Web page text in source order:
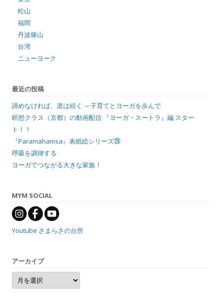
松山
福岡
丹波篠山
台湾
ニューヨーク
最近の投稿
諦めなければ、道は続く ～子育てとヨーガを歩んで
瞑想クラス（京都）の動画配信 『ヨーガ・スートラ』編 スター
ト！！
『Paramahamsa』表紙絵シリーズ㉔
呼吸を調律する
ヨーガでつながる大きな家族！
MYM SOCIAL
Youtube さまらさの台所
アーカイブ
ア
ー
カ